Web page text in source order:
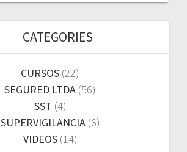
CATEGORIES
CURSOS (22)
SEGURED LTDA (56)
SST (4)
SUPERVIGILANCIA(6)
VIDEOS(14)